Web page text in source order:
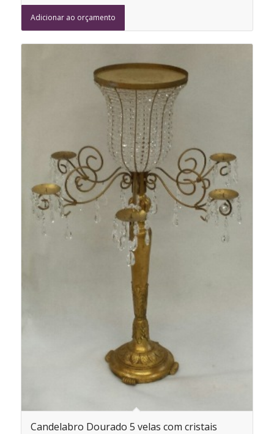
Adicionar ao orçamento
Candelabro Dourado 5 velas com cristais